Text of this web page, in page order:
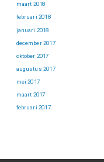
maart 2018
februari 2018
januari 2018
december 2017
oktober 2017
augustus 2017
mei 2017
maart 2017
februari 2017